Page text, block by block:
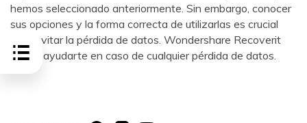
hemos seleccionado anteriormente. Sin embargo, conocer
sus opciones y la forma correcta de utilizarlas es crucial
para evitar la pérdida de datos. Wondershare Recoverit
puede ayudarte en caso de cualquier pérdida de datos.